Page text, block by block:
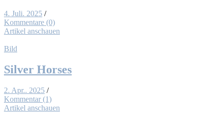
4. Juli. 2025 /
Kommentare (0)
Artikel anschauen
Bild
Sil­ver Hor­ses
2. Apr.. 2025 /
Kommentar (1)
Artikel anschauen